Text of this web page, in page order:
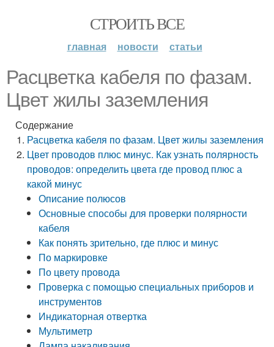
СТРОИТЬ ВСЕ
главная новости статьи
Расцветка кабеля по фазам.
Цвет жилы заземления
Содержание
Расцветка кабеля по фазам. Цвет жилы заземления
Цвет проводов плюс минус. Как узнать полярность
проводов: определить цвета где провод плюс а
какой минус
Описание полюсов
Основные способы для проверки полярности
кабеля
Как понять зрительно, где плюс и минус
По маркировке
По цвету провода
Проверка с помощью специальных приборов и
инструментов
Индикаторная отвертка
Мультиметр